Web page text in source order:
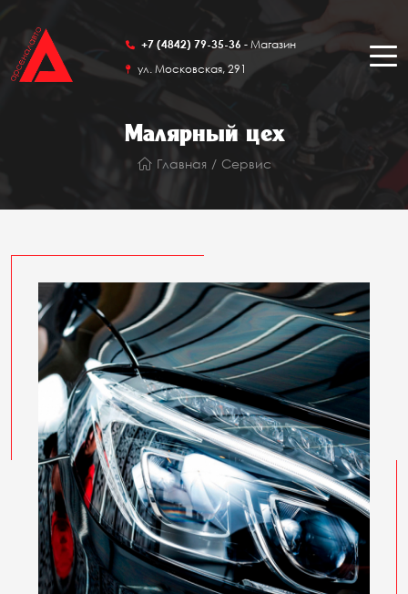
01- Автосервис
295а
+7 (4842) 79-35-36 - Магазин
ул. Московская, 291
+7 (960)
ул.
Малярный цех
Главная Сервис